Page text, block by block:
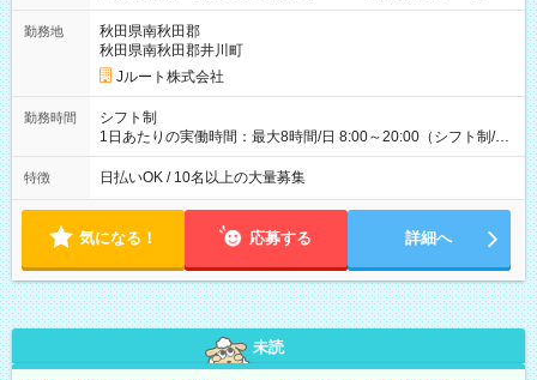
ど！ ・主要都市エリア 月収55万円／週5日稼働 月収65万~112
万円／週6日稼働 ・地方郊外エリア 月収40万円／週5日稼働 月
収40万円~50万円／週6日稼働 ＜モデルイメージ＞ ■月収50万
円 (27歳男性/江東区在住)※元建築関係 1日150個配達×25日勤務
(日休み) ■月収80万円(43歳男性/墨田区在住)※元営業 1日200個
勤務地
秋田県南秋田郡
秋田県南秋田郡井川町
Jルート株式会社
勤務時間
シフト制
1日あたりの実働時間：最大8時間/日 8:00～20:00（シフト制/実
働8時間） ※週5日勤務（場所次第では週4も有り） ※配達状況
によって時間外での勤務可能性有り ※案件により多少の前後あ
特徴 日払いOK / 10名以上の大量募集
気になる！ 応募する 詳細へ
未読